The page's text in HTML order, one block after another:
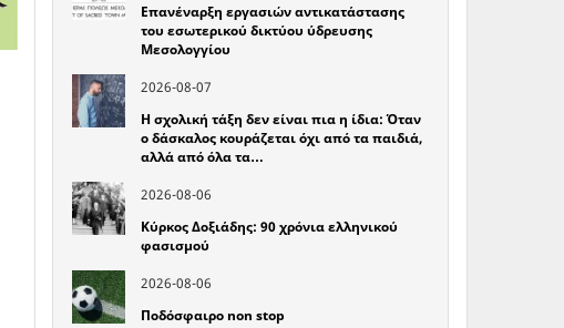
Επανέναρξη εργασιών αντικατάστασης
του εσωτερικού δικτύου ύδρευσης
Μεσολογγίου
2026-08-07
Η σχολική τάξη δεν είναι πια η ίδια: Όταν
ο δάσκαλος κουράζεται όχι από τα παιδιά,
αλλά από όλα τα…
2026-08-06
Κύρκος Δοξιάδης: 90 χρόνια ελληνικού
φασισμού
2026-08-06
Ποδόσφαιρο non stop